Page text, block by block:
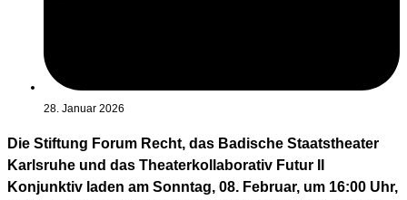
28. Januar 2026
Die Stiftung Forum Recht, das Badische Staatstheater
Karlsruhe und das Theaterkollaborativ Futur II
Konjunktiv laden am Sonntag, 08. Februar, um 16:00 Uhr,